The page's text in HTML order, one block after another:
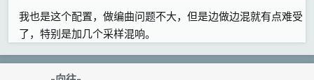
我也是这个配置，做编曲问题不大，但是边做边混就有点难受
了，特别是加几个采样混响。